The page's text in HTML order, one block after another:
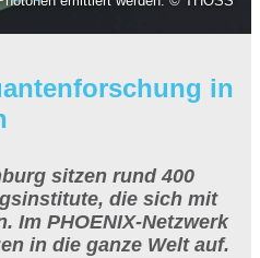
in
sitzen rund 400
die sich mit
Im PHOENIX-Netzwerk
in die ganze Welt auf.